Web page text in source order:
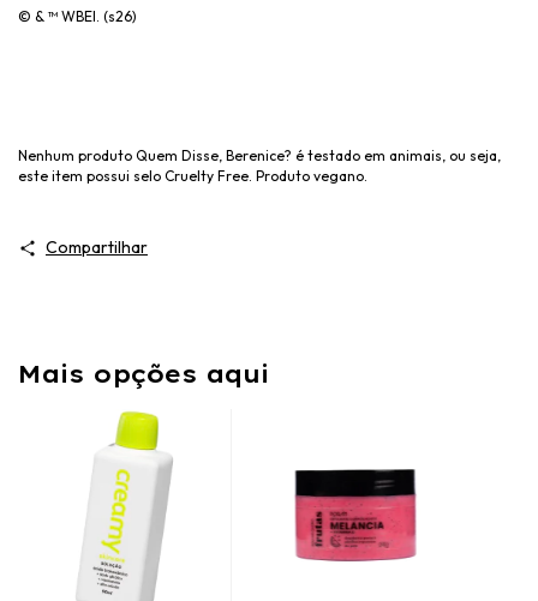
© & ™ WBEI. (s26)
Nenhum produto Quem Disse, Berenice? é testado em animais, ou seja,
este item possui selo Cruelty Free. Produto vegano.
Compartilhar
Mais opções aqui